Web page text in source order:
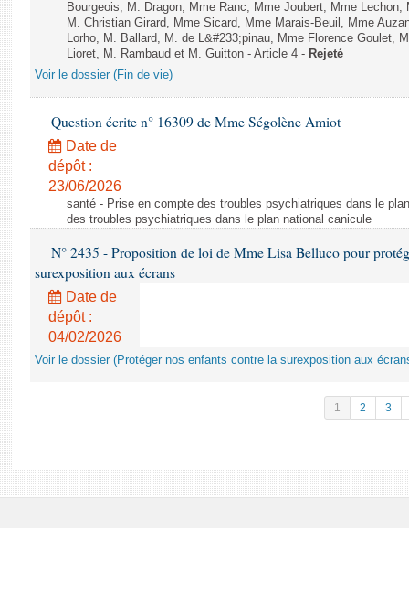
Bourgeois, M. Dragon, Mme Ranc, Mme Joubert, Mme
M. Christian Girard, Mme Sicard, Mme Marais-Beuil, Mme
Lorho, M. Ballard, M. de L&#233;pinau, Mme Florence Goulet,
Lioret, M. Rambaud et M. Guitton - Article 4 - Rejeté
Voir le dossier (Fin de vie)
Question écrite n° 16309 de Mme Ségolène Amiot
Date de
dépôt :
23/06/2026
santé - Prise en compte des troubles psychiatriques dans le
des troubles psychiatriques dans le plan national canicule
N° 2435 - Proposition de loi de Mme Lisa Belluco pour
surexposition aux écrans
Date de
dépôt :
04/02/2026
Voir le dossier (Protéger nos enfants contre la surexposition aux
1 2 3